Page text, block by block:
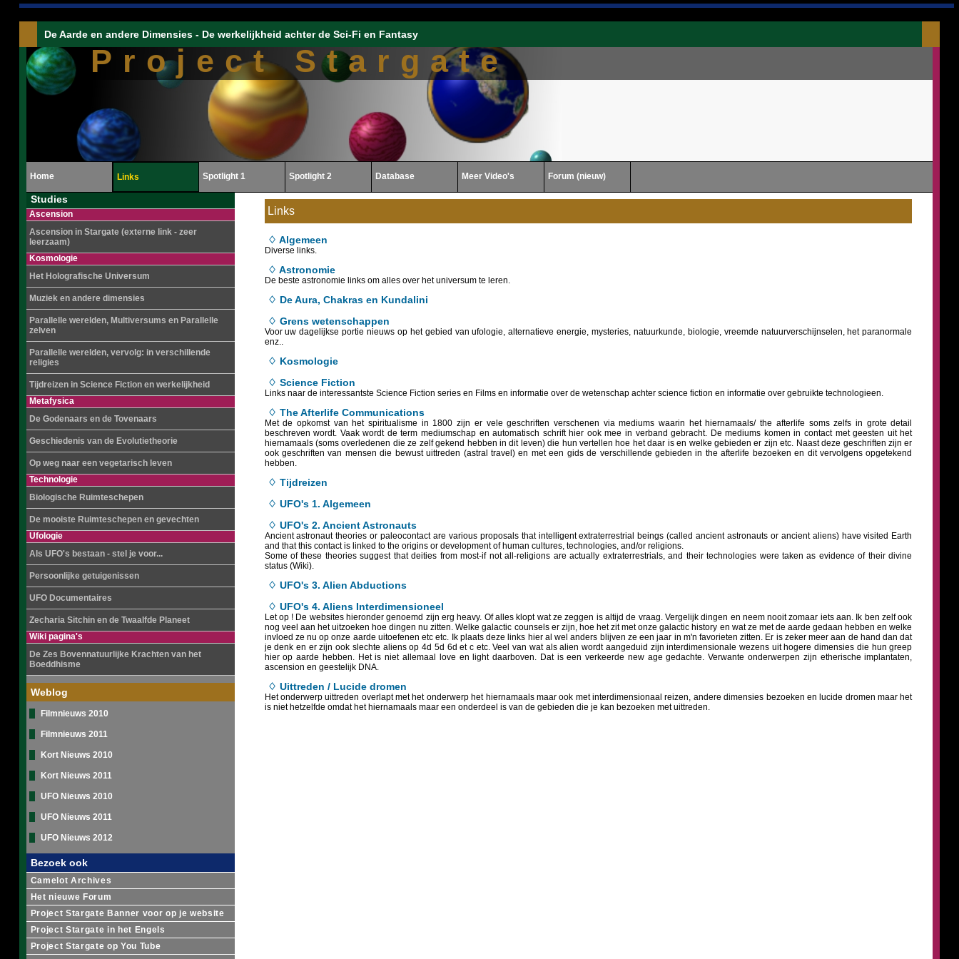
Project Stargate
De Aarde en andere Dimensies - De werkelijkheid achter de Sci-Fi en Fantasy
Home Links Spotlight 1 Spotlight 2 Database Meer Video's Forum (nieuw)
Studies
Ascension
Ascension in Stargate (externe link - zeer
leerzaam)
Kosmologie
Het Holografische Universum
Muziek en andere dimensies
Parallelle werelden, Multiversums en Parallelle
zelven
Parallelle werelden, vervolg: in verschillende
religies
Tijdreizen in Science Fiction en werkelijkheid
Metafysica
De Godenaars en de Tovenaars
Geschiedenis van de Evolutietheorie
Op weg naar een vegetarisch leven
Technologie
Biologische Ruimteschepen
De mooiste Ruimteschepen en gevechten
Ufologie
Als UFO's bestaan - stel je voor...
Persoonlijke getuigenissen
UFO Documentaires
Zecharia Sitchin en de Twaalfde Planeet
Wiki pagina's
De Zes Bovennatuurlijke Krachten van het
Boeddhisme
Weblog
Filmnieuws 2010
Filmnieuws 2011
Kort Nieuws 2010
Kort Nieuws 2011
UFO Nieuws 2010
UFO Nieuws 2011
UFO Nieuws 2012
Bezoek ook
Camelot Archives
Het nieuwe Forum
Project Stargate Banner voor op je website
Project Stargate in het Engels
Project Stargate op You Tube
Links
♢ Algemeen
Diverse links.
♢ Astronomie
De beste astronomie links om alles over het universum te leren.
♢ De Aura, Chakras en Kundalini
♢ Grens wetenschappen
Voor uw dagelijkse portie nieuws op het gebied van ufologie, alternatieve energie, mysteries, natuurkunde, biologie, vreemde natuurverschijnselen, het paranormale
enz..
♢ Kosmologie
♢ Science Fiction
Links naar de interessantste Science Fiction series en Films en informatie over de wetenschap achter science fiction en informatie over gebruikte technologieen.
♢ The Afterlife Communications
Met de opkomst van het spiritualisme in 1800 zijn er vele geschriften verschenen via mediums waarin het hiernamaals/ the afterlife soms zelfs in grote detail
beschreven wordt. Vaak wordt de term mediumschap en automatisch schrift hier ook mee in verband gebracht. De mediums komen in contact met geesten uit het
hiernamaals (soms overledenen die ze zelf gekend hebben in dit leven) die hun vertellen hoe het daar is en welke gebieden er zijn etc. Naast deze geschriften zijn er
ook geschriften van mensen die bewust uittreden (astral travel) en met een gids de verschillende gebieden in the afterlife bezoeken en dit vervolgens opgetekend
hebben.
♢ Tijdreizen
♢ UFO's 1. Algemeen
♢ UFO's 2. Ancient Astronauts
Ancient astronaut theories or paleocontact are various proposals that intelligent extraterrestrial beings (called ancient astronauts or ancient aliens) have visited Earth
and that this contact is linked to the origins or development of human cultures, technologies, and/or religions.
Some of these theories suggest that deities from most-if not all-religions are actually extraterrestrials, and their technologies were taken as evidence of their divine
status (Wiki).
♢ UFO's 3. Alien Abductions
♢ UFO's 4. Aliens Interdimensioneel
Let op ! De websites hieronder genoemd zijn erg heavy. Of alles klopt wat ze zeggen is altijd de vraag. Vergelijk dingen en neem nooit zomaar iets aan. Ik ben zelf ook
nog veel aan het uitzoeken hoe dingen nu zitten. Welke galactic counsels er zijn, hoe het zit met onze galactic history en wat ze met de aarde gedaan hebben en welke
invloed ze nu op onze aarde uitoefenen etc etc. Ik plaats deze links hier al wel anders blijven ze een jaar in m'n favorieten zitten. Er is zeker meer aan de hand dan dat
je denk en er zijn ook slechte aliens op 4d 5d 6d et c etc. Veel van wat als alien wordt aangeduid zijn interdimensionale wezens uit hogere dimensies die hun greep
hier op aarde hebben. Het is niet allemaal love en light daarboven. Dat is een verkeerde new age gedachte. Verwante onderwerpen zijn etherische implantaten,
ascension en geestelijk DNA.
♢ Uittreden / Lucide dromen
Het onderwerp uittreden overlapt met het onderwerp het hiernamaals maar ook met interdimensionaal reizen, andere dimensies bezoeken en lucide dromen maar het
is niet hetzelfde omdat het hiernamaals maar een onderdeel is van de gebieden die je kan bezoeken met uittreden.